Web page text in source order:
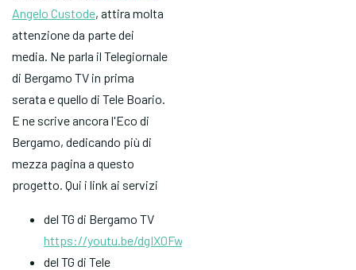
Angelo Custode, attira molta
attenzione da parte dei
media. Ne parla il Telegiornale
di Bergamo TV in prima
serata e quello di Tele Boario.
E ne scrive ancora l'Eco di
Bergamo, dedicando più di
mezza pagina a questo
progetto. Qui i link ai servizi
del TG di Bergamo TV
https://youtu.be/dgIX0FwNHQU
del TG di Tele